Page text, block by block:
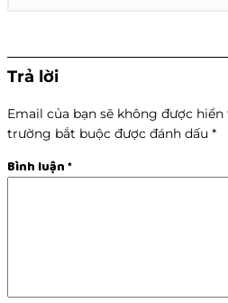
Trả lời
Email của bạn sẽ không được
trường bắt buộc được đánh dấu *
Bình luận*